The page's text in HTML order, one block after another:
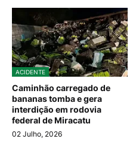
ACIDENTE
Caminhão carregado de
bananas tomba e gera
interdição em rodovia
federal de Miracatu
02 Julho, 2026